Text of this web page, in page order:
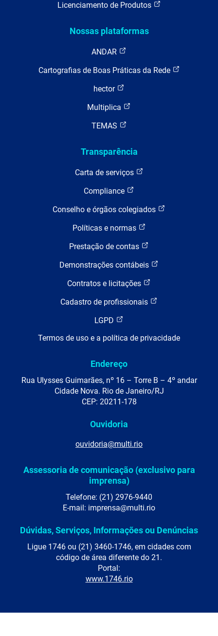
Licenciamento de Produtos
Nossas plataformas
ANDAR
Cartografias de Boas Práticas da Rede
hector
Multiplica
TEMAS
Transparência
Carta de serviços
Compliance
Conselho e órgãos colegiados
Políticas e normas
Prestação de contas
Demonstrações contábeis
Contratos e licitações
Cadastro de profissionais
LGPD
Termos de uso e a política de privacidade
Endereço
Rua Ulysses Guimarães, nº 16 – Torre B – 4º andar
Cidade Nova. Rio de Janeiro/RJ
CEP: 20211-178
Ouvidoria
ouvidoria@multi.rio
Assessoria de comunicação (exclusivo para
imprensa)
Telefone: (21) 2976-9440
E-mail: imprensa@multi.rio
Dúvidas, Serviços, Informações ou Denúncias
Ligue 1746 ou (21) 3460-1746, em cidades com
código de área diferente do 21.
Portal:
www.1746.rio